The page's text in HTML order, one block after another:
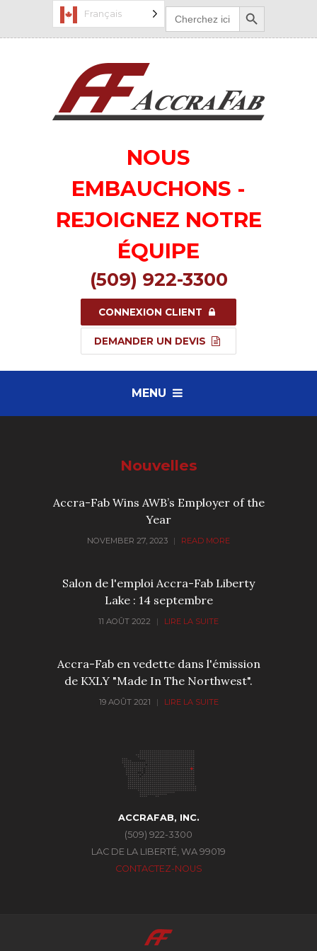
Recherchez Bouton de recherche
Français
NOUS
EMBAUCHONS -
REJOIGNEZ NOTRE
ÉQUIPE
(509) 922-3300
CONNEXION CLIENT
DEMANDER UN DEVIS
MENU
Nouvelles
Accra-Fab Wins AWB’s Employer of the
Year
NOVEMBER 27, 2023 | READ MORE
Salon de l'emploi Accra-Fab Liberty
Lake : 14 septembre
11 AOÛT 2022 | LIRE LA SUITE
Accra-Fab en vedette dans l'émission
de KXLY "Made In The Northwest".
19 AOÛT 2021 | LIRE LA SUITE
ACCRAFAB, INC.
(509) 922-3300
LAC DE LA LIBERTÉ, WA 99019
CONTACTEZ-NOUS